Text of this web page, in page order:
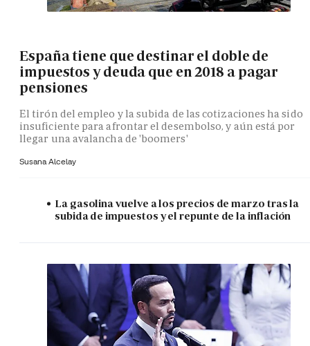
España tiene que destinar el doble de
impuestos y deuda que en 2018 a pagar
pensiones
El tirón del empleo y la subida de las cotizaciones ha sido
insuficiente para afrontar el desembolso, y aún está por
llegar una avalancha de 'boomers'
Susana Alcelay
La gasolina vuelve a los precios de marzo tras la
subida de impuestos y el repunte de la inflación